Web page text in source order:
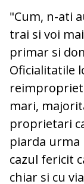
"Cum, n-ati
trai si voi
primar si
Oficialitatile
mari,
proprietari
piarda urma
cazul fericit
chiar si cu